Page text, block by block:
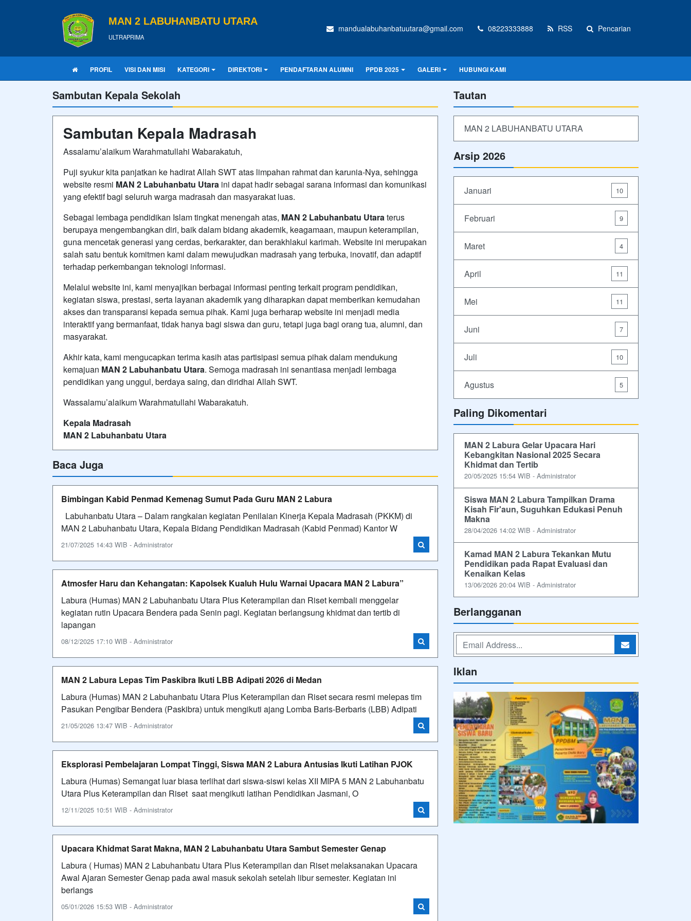
MAN 2 LABUHANBATU UTARA
ULTRAPRIMA
mandualabuhanbatuutara@gmail.com 08223333888 RSS Pencarian
PROFIL VISI DAN MISI KATEGORI DIREKTORI PENDAFTARAN ALUMNI PPDB 2025 GALERI HUBUNGI KAMI
Sambutan Kepala Sekolah
Sambutan Kepala Madrasah
Assalamu’alaikum Warahmatullahi Wabarakatuh,
Puji syukur kita panjatkan ke hadirat Allah SWT atas limpahan rahmat dan karunia-Nya, sehingga
website resmi MAN 2 Labuhanbatu Utara ini dapat hadir sebagai sarana informasi dan komunikasi
yang efektif bagi seluruh warga madrasah dan masyarakat luas.
Sebagai lembaga pendidikan Islam tingkat menengah atas, MAN 2 Labuhanbatu Utaraterus
berupaya mengembangkan diri, baik dalam bidang akademik, keagamaan, maupun keterampilan,
guna mencetak generasi yang cerdas, berkarakter, dan berakhlakul karimah. Website ini merupakan
salah satu bentuk komitmen kami dalam mewujudkan madrasah yang terbuka, inovatif, dan adaptif
terhadap perkembangan teknologi informasi.
Melalui website ini, kami menyajikan berbagai informasi penting terkait program pendidikan,
kegiatan siswa, prestasi, serta layanan akademik yang diharapkan dapat memberikan kemudahan
akses dan transparansi kepada semua pihak. Kami juga berharap website ini menjadi media
interaktif yang bermanfaat, tidak hanya bagi siswa dan guru, tetapi juga bagi orang tua, alumni, dan
masyarakat.
Akhir kata, kami mengucapkan terima kasih atas partisipasi semua pihak dalam mendukung
kemajuan MAN 2 Labuhanbatu Utara. Semoga madrasah ini senantiasa menjadi lembaga
pendidikan yang unggul, berdaya saing, dan diridhai Allah SWT.
Wassalamu’alaikum Warahmatullahi Wabarakatuh.
Kepala Madrasah
MAN 2 Labuhanbatu Utara
Baca Juga
Bimbingan Kabid Penmad Kemenag Sumut Pada Guru MAN 2 Labura
Labuhanbatu Utara – Dalam rangkaian kegiatan Penilaian Kinerja Kepala Madrasah (PKKM) di
MAN 2 Labuhanbatu Utara, Kepala Bidang Pendidikan Madrasah (Kabid Penmad) Kantor W
21/07/2025 14:43 WIB - Administrator
Atmosfer Haru dan Kehangatan: Kapolsek Kualuh Hulu Warnai Upacara MAN 2 Labura”
Labura (Humas) MAN 2 Labuhanbatu Utara Plus Keterampilan dan Riset kembali menggelar
kegiatan rutin Upacara Bendera pada Senin pagi. Kegiatan berlangsung khidmat dan tertib di
lapangan
08/12/2025 17:10 WIB - Administrator
MAN 2 Labura Lepas Tim Paskibra Ikuti LBB Adipati 2026 di Medan
Labura (Humas) MAN 2 Labuhanbatu Utara Plus Keterampilan dan Riset secara resmi melepas tim
Pasukan Pengibar Bendera (Paskibra) untuk mengikuti ajang Lomba Baris-Berbaris (LBB) Adipati
21/05/2026 13:47 WIB - Administrator
Eksplorasi Pembelajaran Lompat Tinggi, Siswa MAN 2 Labura Antusias Ikuti Latihan PJOK
Labura (Humas) Semangat luar biasa terlihat dari siswa-siswi kelas XII MIPA 5 MAN 2 Labuhanbatu
Utara Plus Keterampilan dan Riset saat mengikuti latihan Pendidikan Jasmani, O
12/11/2025 10:51 WIB - Administrator
Upacara Khidmat Sarat Makna, MAN 2 Labuhanbatu Utara Sambut Semester Genap
Labura ( Humas) MAN 2 Labuhanbatu Utara Plus Keterampilan dan Riset melaksanakan Upacara
Awal Ajaran Semester Genap pada awal masuk sekolah setelah libur semester. Kegiatan ini
berlangs
05/01/2026 15:53 WIB - Administrator
Tautan
MAN 2 LABUHANBATU UTARA
Arsip 2026
Januari 10
Februari 9
Maret 4
April 11
Mei 11
Juni 7
Juli 10
Agustus 5
Paling Dikomentari
MAN 2 Labura Gelar Upacara Hari
Kebangkitan Nasional 2025 Secara
Khidmat dan Tertib
20/05/2025 15:54 WIB - Administrator
Siswa MAN 2 Labura Tampilkan Drama
Kisah Fir'aun, Suguhkan Edukasi Penuh
Makna
28/04/2026 14:02 WIB - Administrator
Kamad MAN 2 Labura Tekankan Mutu
Pendidikan pada Rapat Evaluasi dan
Kenaikan Kelas
13/06/2026 20:04 WIB - Administrator
Berlangganan
Iklan